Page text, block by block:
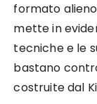
formato
mette in
tecniche e le
bastano
costruite dal